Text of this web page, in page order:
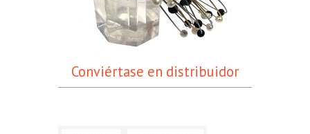
Conviértase en distribuidor